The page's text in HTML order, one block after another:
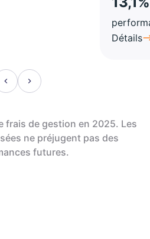
Détails
frais de gestion en 2025. Les
ne préjugent pas des
futures.